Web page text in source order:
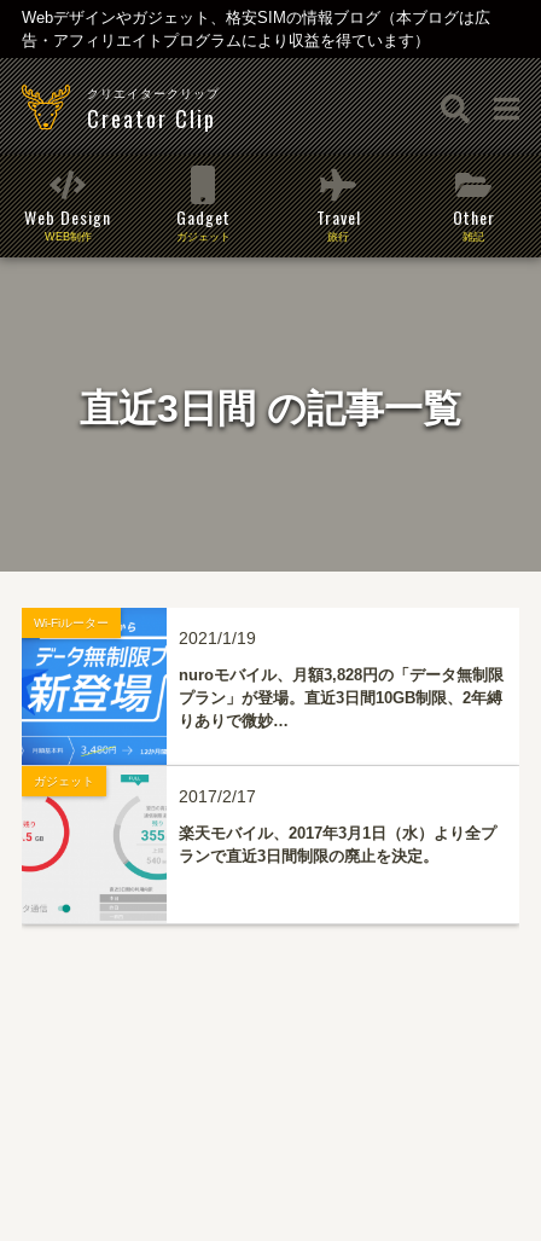
Webデザインやガジェット、格安SIMの情報ブログ（本ブログは広
告・アフィリエイトプログラムにより収益を得ています）
クリエイタークリップ
Creator Clip
Web Design
WEB制作
Gadget
ガジェット
Travel
旅行
Other
雑記
直近3日間 の記事一覧
Wi-Fiルーター
2021/1/19
nuroモバイル、月額3,828円の「データ無制限
プラン」が登場。直近3日間10GB制限、2年縛
りありで微妙…
ガジェット
2017/2/17
楽天モバイル、2017年3月1日（水）より全プ
ランで直近3日間制限の廃止を決定。